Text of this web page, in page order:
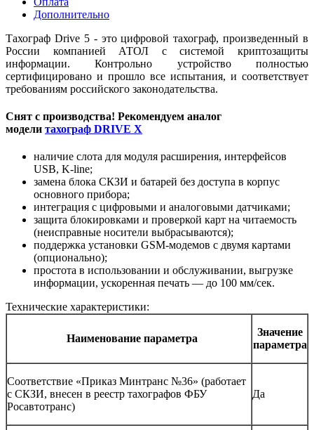
Дополнительно
Тахограф Drive 5 - это цифровой тахограф, произведенный в
России компанией АТОЛ с системой криптозащиты
информации. Контрольно устройство полностью
сертифицировано и прошло все испытания, и соответствует
требованиям российского законодательства.
Снят с производства! Рекомендуем аналог
модели тахограф DRIVE X
наличие слота для модуля расширения, интерфейсов
USB, K-line;
замена блока СКЗИ и батарей без доступа в корпус
основного прибора;
интеграция с цифровыми и аналоговыми датчиками;
защита блокировками и проверкой карт на читаемость
(неисправные носители выбрасываются);
поддержка установки GSM‑модемов с двумя картами
(опционально);
простота в использовании и обслуживании, выгрузке
информации, ускоренная печать — до 100 мм/сек.
Технические характеристики:
Наименование параметра
Значение
параметра
Соответствие «Приказ Минтранс №36» (работает
с СКЗИ, внесен в реестр тахографов ФБУ
Росавтотранс)
Да